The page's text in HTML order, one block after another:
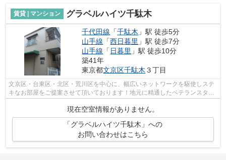
賃貸 | マンション グラベルハイツ千駄木
千代田線 「千駄木 」駅 徒歩5分
山手線 「西日暮里 」駅 徒歩7分
山手線 「 日暮里 」駅 徒歩10分
築41年
東京都文京区千駄木 ３丁目
文京区・台東区・北区・荒川区を中心に、幅広いネットワークを駆使しステ
キなお部屋をご提案させて頂いております！地元に精通したベテランスタッ
現在空室情報がありません。
「グラベルハイツ千駄木」への
お問い合わせはこちら